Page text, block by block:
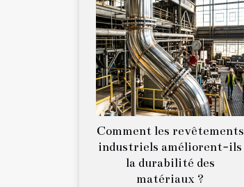
Comment les revêtements
industriels améliorent-ils
la durabilité des
matériaux ?